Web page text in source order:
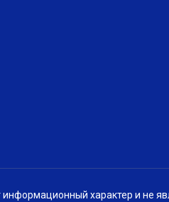
информационный характер и не